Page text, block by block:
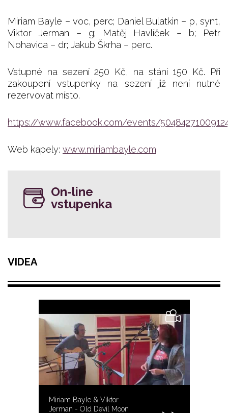
Miriam Bayle – voc, perc; Daniel Bulatkin – p, synt,
Viktor Jerman – g; Matěj Havlíček – b; Petr
Nohavica – dr; Jakub Škrha – perc.
Vstupné na sezení 250 Kč, na stání 150 Kč. Při
zakoupení vstupenky na sezení již není nutné
rezervovat místo.
https://www.facebook.com/events/
Web kapely: www.miriambayle.com
On-line
vstupenka
VIDEA
Miriam Bayle & Viktor
Jerman - Old Devil Moon